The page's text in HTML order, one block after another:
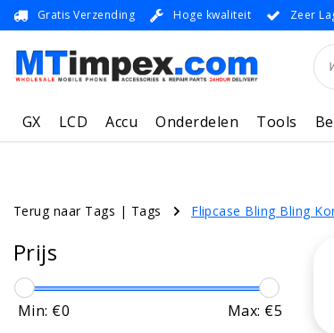
Gratis Verzending Hoge kwaliteit Zeer
GX LCD Accu Onderdelen Tools
Terug naar Tags | Tags Flipcase Bling Bling
Prijs
Min: €0 Max: €5